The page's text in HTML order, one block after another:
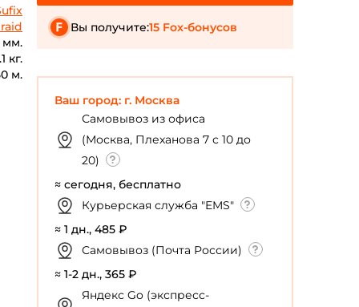
мм.
кг.
м.
Вы получите:15 Fox-бонусов
Ваш город: г. Москва
Самовывоз из офиса
(Москва, Плеханова 7 с 10 до
20)
≈ сегодня, бесплатно
Курьерская служба "EMS"
≈ 1 дн., 485 ₽
Самовывоз (Почта России)
≈ 1-2 дн., 365 ₽
Яндекс Go (экспресс-